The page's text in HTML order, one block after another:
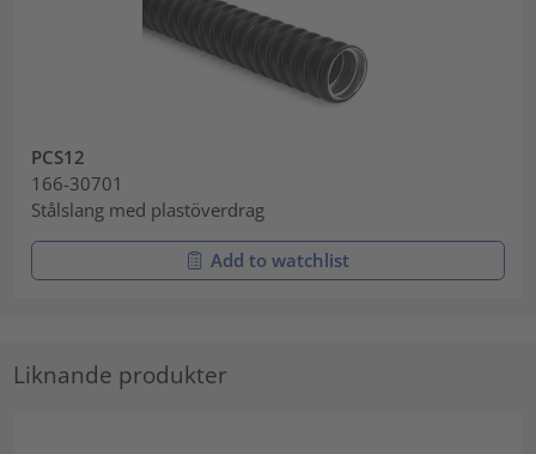
PCS12
166-30701
Stålslang med plastöverdrag
Add to watchlist
Liknande produkter